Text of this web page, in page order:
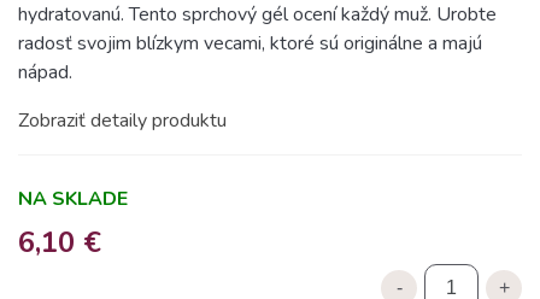
hydratovanú. Tento sprchový gél ocení každý muž. Urobte
radosť svojim blízkym vecami, ktoré sú originálne a majú
nápad.
Zobraziť detaily produktu
NA SKLADE
6,10 €
- +